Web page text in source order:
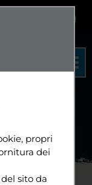
Eng
Per la
propri
dei
sito da